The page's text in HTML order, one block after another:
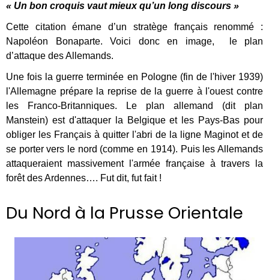
« Un bon croquis vaut mieux qu’un long discours »
Cette citation émane d’un stratège français renommé :
Napoléon Bonaparte. Voici donc en image, le plan
d’attaque des Allemands.
Une fois la guerre terminée en Pologne (fin de l'hiver 1939)
l'Allemagne prépare la reprise de la guerre à l'ouest contre
les Franco-Britanniques. Le plan allemand (dit plan
Manstein) est d'attaquer la Belgique et les Pays-Bas pour
obliger les Français à quitter l'abri de la ligne Maginot et de
se porter vers le nord (comme en 1914). Puis les Allemands
attaqueraient massivement l'armée française à travers la
forêt des Ardennes…. Fut dit, fut fait !
Du Nord à la Prusse Orientale